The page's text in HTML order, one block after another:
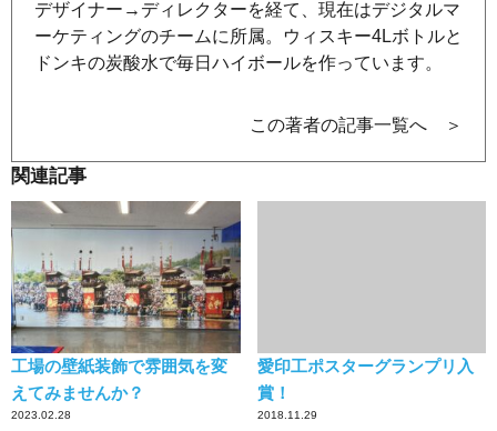
デザイナー→ディレクターを経て、現在はデジタルマ
ーケティングのチームに所属。ウィスキー4Lボトルと
ドンキの炭酸水で毎日ハイボールを作っています。
この著者の記事一覧へ ＞
関連記事
工場の壁紙装飾で雰囲気を変
えてみませんか？
2023.02.28
愛印工ポスターグランプリ入
賞！
2018.11.29